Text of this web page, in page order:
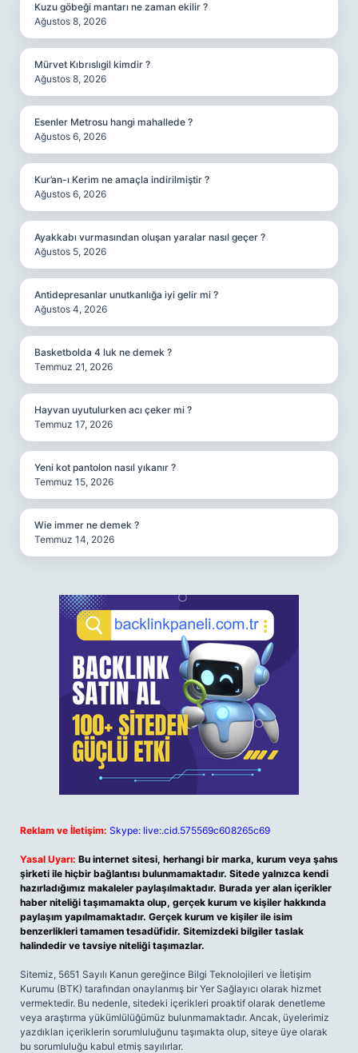
Kuzu göbeği mantarı ne zaman ekilir ?
Ağustos 8, 2026
Mürvet Kıbrıslıgil kimdir ?
Ağustos 8, 2026
Esenler Metrosu hangi mahallede ?
Ağustos 6, 2026
Kur’an-ı Kerim ne amaçla indirilmiştir ?
Ağustos 6, 2026
Ayakkabı vurmasından oluşan yaralar nasıl geçer ?
Ağustos 5, 2026
Antidepresanlar unutkanlığa iyi gelir mi ?
Ağustos 4, 2026
Basketbolda 4 luk ne demek ?
Temmuz 21, 2026
Hayvan uyutulurken acı çeker mi ?
Temmuz 17, 2026
Yeni kot pantolon nasıl yıkanır ?
Temmuz 15, 2026
Wie immer ne demek ?
Temmuz 14, 2026
Reklam ve İletişim: Skype: live:.cid.575569c608265c69
Yasal Uyarı: Bu internet sitesi, herhangi bir marka, kurum veya şahıs
şirketi ile hiçbir bağlantısı bulunmamaktadır. Sitede yalnızca kendi
hazırladığımız makaleler paylaşılmaktadır. Burada yer alan içerikler
haber niteliği taşımamakta olup, gerçek kurum ve kişiler hakkında
paylaşım yapılmamaktadır. Gerçek kurum ve kişiler ile isim
benzerlikleri tamamen tesadüfidir. Sitemizdeki bilgiler taslak
halindedir ve tavsiye niteliği taşımazlar.
Sitemiz, 5651 Sayılı Kanun gereğince Bilgi Teknolojileri ve İletişim
Kurumu (BTK) tarafından onaylanmış bir Yer Sağlayıcı olarak hizmet
vermektedir. Bu nedenle, sitedeki içerikleri proaktif olarak denetleme
veya araştırma yükümlülüğümüz bulunmamaktadır. Ancak, üyelerimiz
yazdıkları içeriklerin sorumluluğunu taşımakta olup, siteye üye olarak
bu sorumluluğu kabul etmiş sayılırlar.